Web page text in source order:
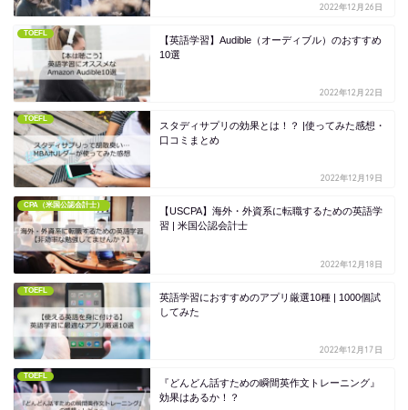
2022年12月26日
TOEFL
【英語学習】Audible（オーディブル）のおすすめ
10選
2022年12月22日
TOEFL
スタディサプリの効果とは！？ |使ってみた感想・
口コミまとめ
2022年12月19日
CPA（米国公認会計士）
【USCPA】海外・外資系に転職するための英語学
習 | 米国公認会計士
2022年12月18日
TOEFL
英語学習におすすめのアプリ厳選10種 | 1000個試
してみた
2022年12月17日
TOEFL
『どんどん話すための瞬間英作文トレーニング』
効果はあるか！？